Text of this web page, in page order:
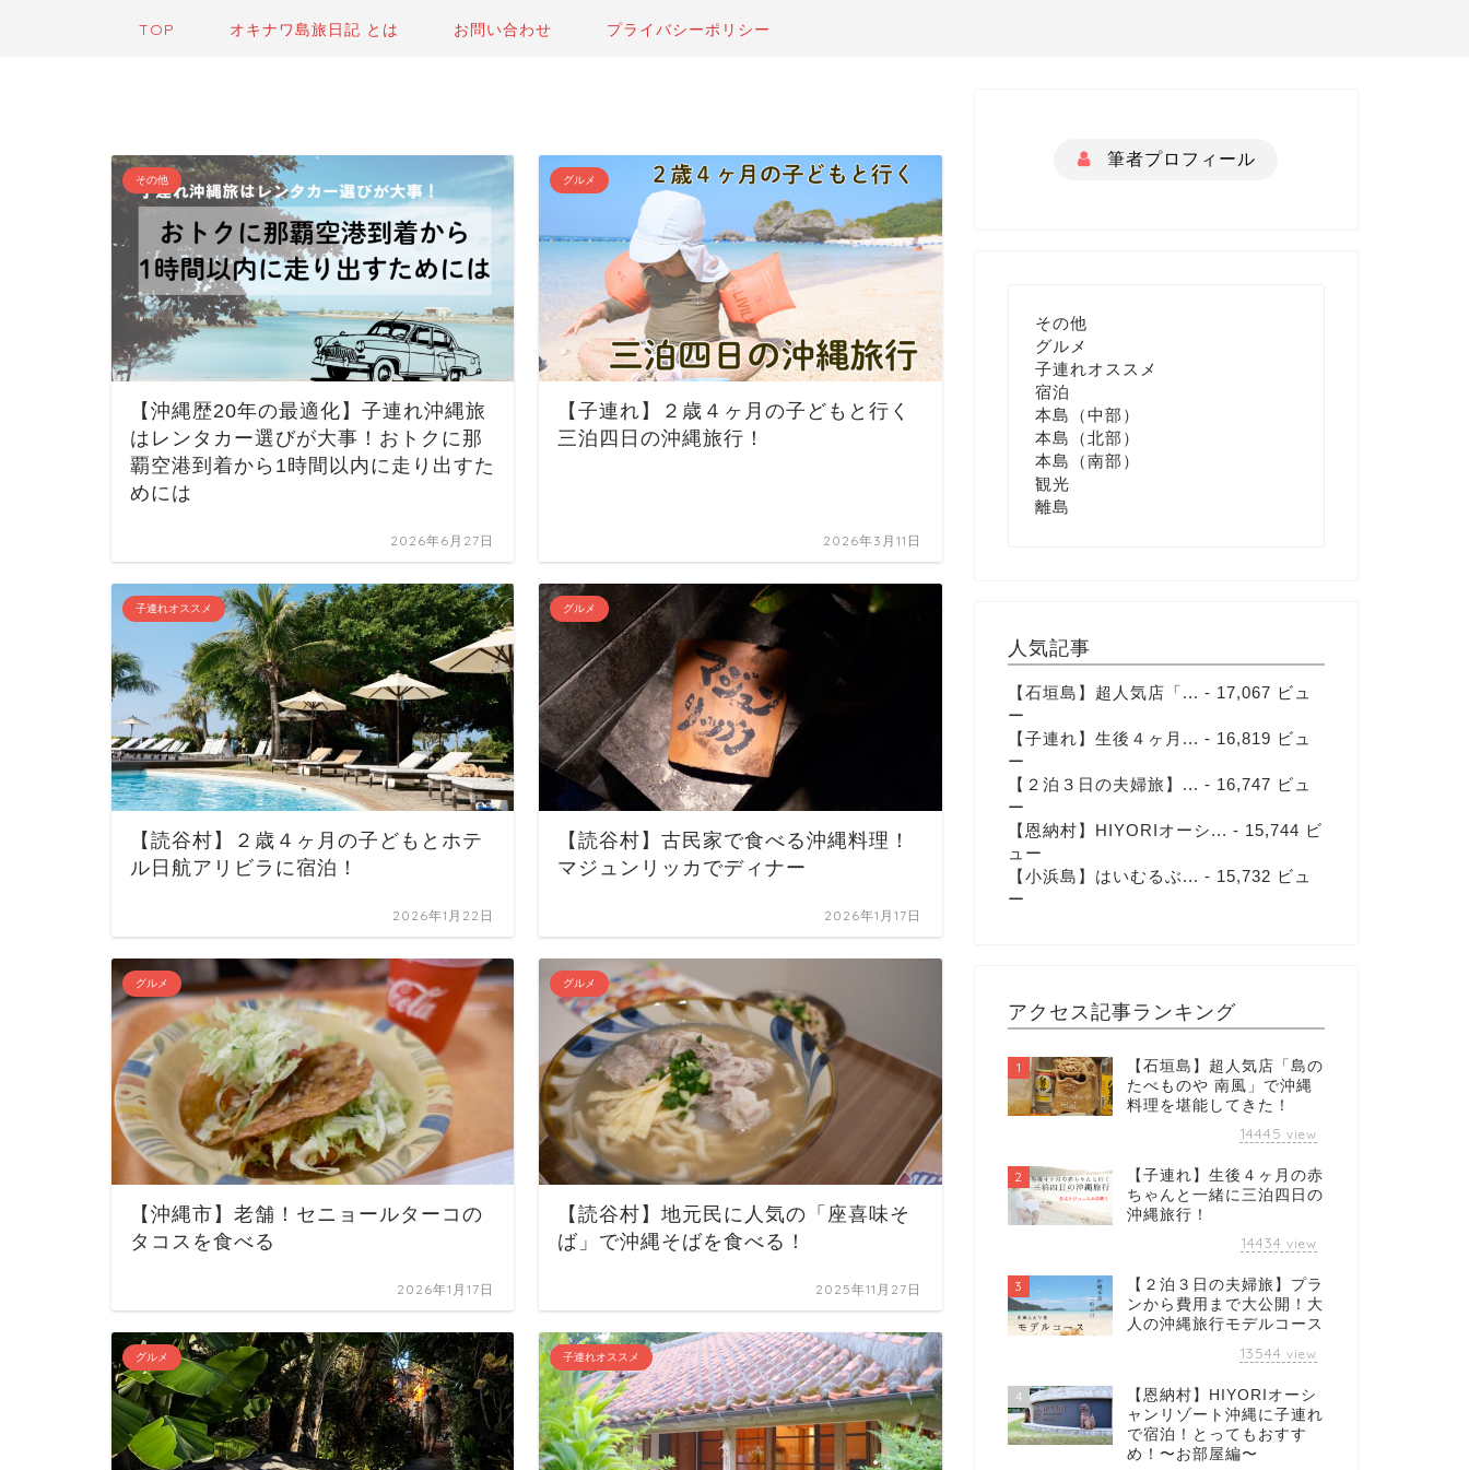
TOP オキナワ島旅日記 とは お問い合わせ プライバシーポリシー
その他
【沖縄歴20年の最適化】子連れ沖縄旅
はレンタカー選びが大事！おトクに那
覇空港到着から1時間以内に走り出すた
めには
2026年6月27日
グルメ
【子連れ】２歳４ヶ月の子どもと行く
三泊四日の沖縄旅行！
2026年3月11日
子連れオススメ
【読谷村】２歳４ヶ月の子どもとホテ
ル日航アリビラに宿泊！
2026年1月22日
グルメ
【読谷村】古民家で食べる沖縄料理！
マジュンリッカでディナー
2026年1月17日
グルメ
【沖縄市】老舗！セニョールターコの
タコスを食べる
2026年1月17日
グルメ
【読谷村】地元民に人気の「座喜味そ
ば」で沖縄そばを食べる！
2025年11月27日
グルメ 子連れオススメ
筆者プロフィール
その他
グルメ
子連れオススメ
宿泊
本島（中部）
本島（北部）
本島（南部）
観光
離島
人気記事
【石垣島】超人気店「... - 17,067 ビュ
ー
【子連れ】生後４ヶ月... - 16,819 ビュ
ー
【２泊３日の夫婦旅】... - 16,747 ビュ
ー
【恩納村】HIYORIオーシ... - 15,744 ビ
ュー
【小浜島】はいむるぶ... - 15,732 ビュ
ー
アクセス記事ランキング
1
【石垣島】超人気店「島の
たべものや 南風」で沖縄
料理を堪能してきた！
14445 view
2
【子連れ】生後４ヶ月の赤
ちゃんと一緒に三泊四日の
沖縄旅行！
14434 view
3
【２泊３日の夫婦旅】プラ
ンから費用まで大公開！大
人の沖縄旅行モデルコース
13544 view
4
【恩納村】HIYORIオーシ
ャンリゾート沖縄に子連れ
で宿泊！とってもおすす
め！〜お部屋編〜